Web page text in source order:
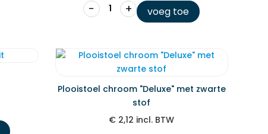
− + voeg toe
Plooistoel chroom "Deluxe" met zwarte
stof
€ 2,12 incl. BTW